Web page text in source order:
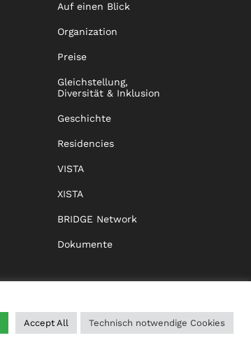
Auf einen Blick
Organization
Preise
Gleichstellung,
Diversität & Inklusion
Geschichte
Residencies
VISTA
XISTA
BRIDGE Network
Dokumente
IMPRESSUM DATENSCHUTZ AGB
Accept All Technisch notwendige Cookies